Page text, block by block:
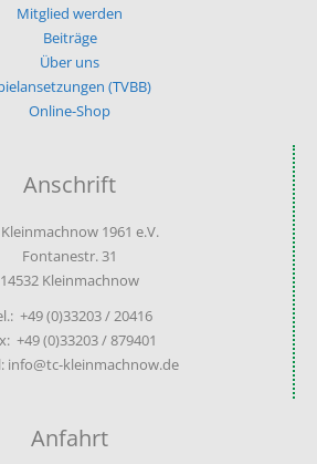
Mitglied werden
Beiträge
Über uns
(TVBB)
Online-Shop
Anschrift
Kleinmachnow 1961 e.V.
Fontanestr. 31
14532 Kleinmachnow
+49 (0)33203 / 20416
+49 (0)33203 / 879401
info@tc-kleinmachnow.de
Anfahrt